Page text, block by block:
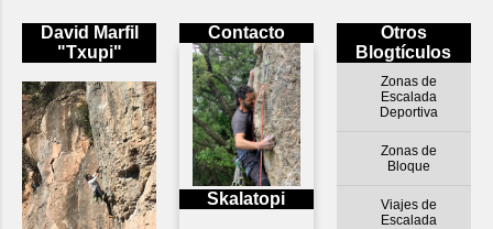
Otros
Blogtículos
Zonas de
Escalada
Deportiva
Zonas de
Bloque
Viajes de
Escalada
David Marfil
"Txupi"
Contacto
Skalatopi